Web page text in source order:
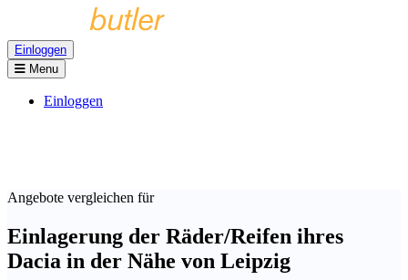
Einloggen
Menu
Einloggen
Angebote vergleichen für
Einlagerung der Räder/Reifen ihres
Dacia in der Nähe von Leipzig